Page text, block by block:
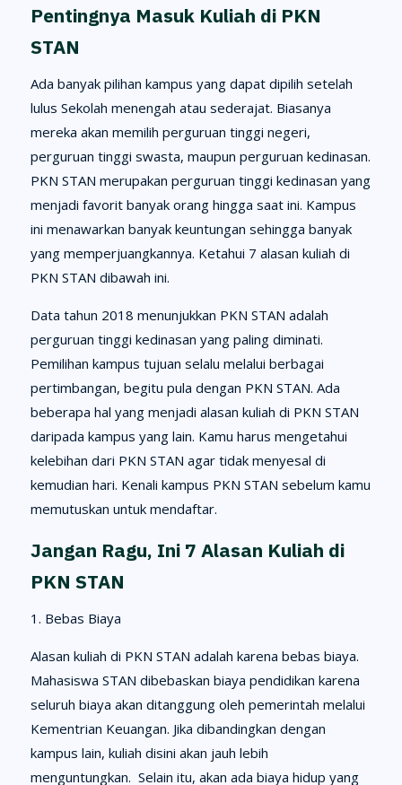
Pentingnya Masuk Kuliah di PKN
STAN
Ada banyak pilihan kampus yang dapat dipilih setelah
lulus Sekolah menengah atau sederajat. Biasanya
mereka akan memilih perguruan tinggi negeri,
perguruan tinggi swasta, maupun perguruan kedinasan.
PKN STAN merupakan perguruan tinggi kedinasan yang
menjadi favorit banyak orang hingga saat ini. Kampus
ini menawarkan banyak keuntungan sehingga banyak
yang memperjuangkannya. Ketahui 7 alasan kuliah di
PKN STAN dibawah ini.
Data tahun 2018 menunjukkan PKN STAN adalah
perguruan tinggi kedinasan yang paling diminati.
Pemilihan kampus tujuan selalu melalui berbagai
pertimbangan, begitu pula dengan PKN STAN. Ada
beberapa hal yang menjadi alasan kuliah di PKN STAN
daripada kampus yang lain. Kamu harus mengetahui
kelebihan dari PKN STAN agar tidak menyesal di
kemudian hari. Kenali kampus PKN STAN sebelum kamu
memutuskan untuk mendaftar.
Jangan Ragu, Ini 7 Alasan Kuliah di
PKN STAN
1. Bebas Biaya
Alasan kuliah di PKN STAN adalah karena bebas biaya.
Mahasiswa STAN dibebaskan biaya pendidikan karena
seluruh biaya akan ditanggung oleh pemerintah melalui
Kementrian Keuangan. Jika dibandingkan dengan
kampus lain, kuliah disini akan jauh lebih
menguntungkan. Selain itu, akan ada biaya hidup yang